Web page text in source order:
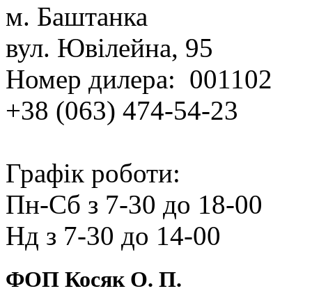
м. Баштанка
вул. Ювілейна, 95
Номер дилера: 001102
+38 (063) 474‑54‑23
Графік роботи:
Пн‑Сб з 7‑30 до 18‑00
Нд з 7‑30 до 14‑00
ФОП Косяк О. П.